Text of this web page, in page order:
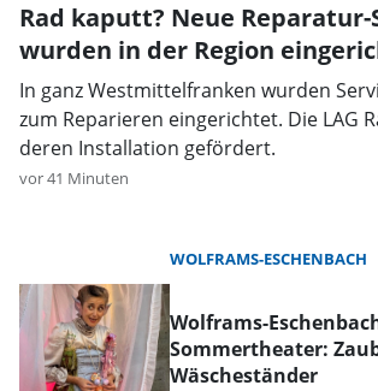
Rad kaputt? Neue
wurden in der Region
In ganz Westmittelfranken wurden
zum Reparieren eingerichtet. Die LAG
deren Installation gefördert.
vor 41 Minuten
WOLFRAMS-ESCHENBACH
Wolframs-
Sommertheater:
Wäscheständer